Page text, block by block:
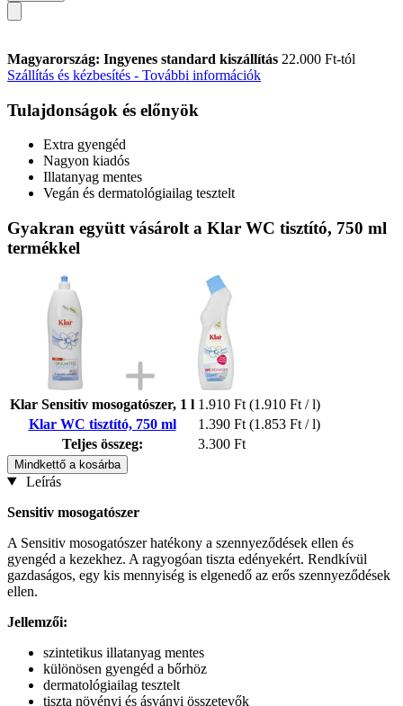
Magyarország: Ingyenes standard kiszállítás 22.000 Ft-tól
Szállítás és kézbesítés - További információk
Tulajdonságok és előnyök
Extra gyengéd
Nagyon kiadós
Illatanyag mentes
Vegán és dermatológiailag tesztelt
Gyakran együtt vásárolt a Klar WC tisztító, 750 ml
termékkel
Klar Sensitiv mosogatószer, 1 l 1.910 Ft (1.910 Ft / l)
Klar WC tisztító, 750 ml
1.390 Ft (1.853 Ft / l)
Teljes összeg:
3.300 Ft
Mindkettő a kosárba
Leírás
Sensitiv mosogatószer
A Sensitiv mosogatószer hatékony a szennyeződések ellen és
gyengéd a kezekhez. A ragyogóan tiszta edényekért. Rendkívül
gazdaságos, egy kis mennyiség is elgenedő az erős szennyeződések
ellen.
Jellemzői:
szintetikus illatanyag mentes
különösen gyengéd a bőrhöz
dermatológiailag tesztelt
tiszta növényi és ásványi összetevők